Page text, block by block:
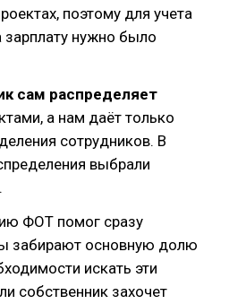
поэтому для учета
зарплату нужно было
сам распределяет
а нам даёт только
сотрудников. В
выбрали
ФОТ помог сразу
забирают основную долю
искать эти
собственник захочет